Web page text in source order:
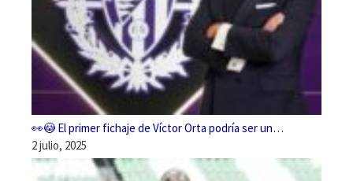
👀😳 El primer fichaje de Víctor Orta podría ser un…
2 julio, 2025